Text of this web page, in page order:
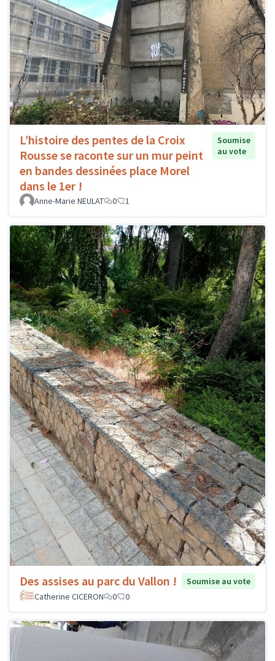
L’histoire des pentes de la Croix
Rousse se raconte sur un mur peint
en bandes dessinées place Morel
dans le 1er !
Soumise
au vote
Anne-Marie NEULAT 0 1
Des assises au parc du Vallon !
Soumise au vote
Catherine CICERON
0 0